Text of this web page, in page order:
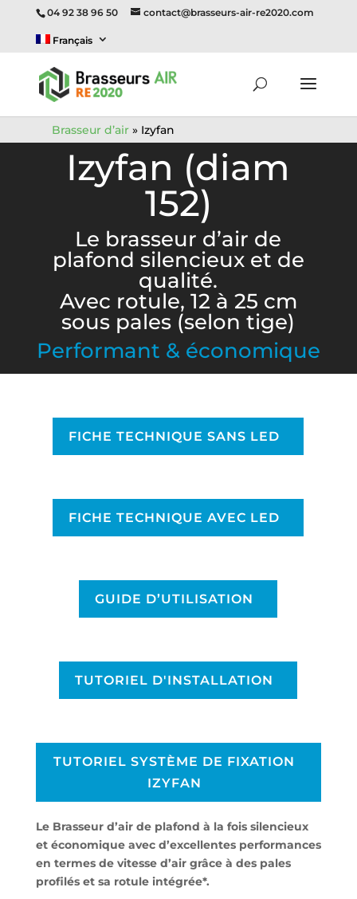
Brasseur d’air» Izyfan
04 92 38 96 50 contact@brasseurs-air-re2020.com
Français
Izyfan (diam
152)
Le brasseur d’air de
plafond silencieux et de
qualité.
Avec rotule, 12 à 25 cm
sous pales (selon tige)
Performant & économique
FICHE TECHNIQUE SANS LED
FICHE TECHNIQUE AVEC LED
GUIDE D’UTILISATION
TUTORIEL D'INSTALLATION
TUTORIEL SYSTÈME DE FIXATION
IZYFAN
Le Brasseur d’air de plafond à la fois silencieux
et économique avec d’excellentes performances
en termes de vitesse d’air grâce à des pales
profilés et sa rotule intégrée*.